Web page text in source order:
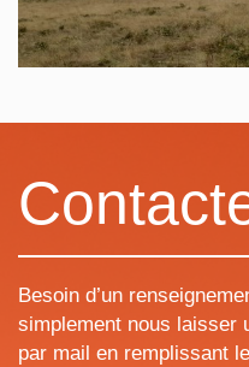
Besoin d’un
simplement nous laisser
par mail en remplissant